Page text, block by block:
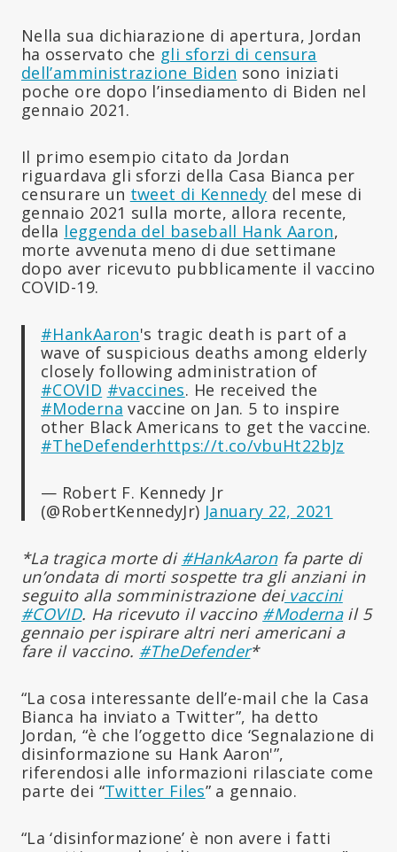
Nella sua dichiarazione di apertura, Jordan
ha osservato che gli sforzi di censura
dell’amministrazione Biden sono iniziati
poche ore dopo l’insediamento di Biden nel
gennaio 2021.
Il primo esempio citato da Jordan
riguardava gli sforzi della Casa Bianca per
censurare un tweet di Kennedy del mese di
gennaio 2021 sulla morte, allora recente,
della leggenda del baseball Hank Aaron,
morte avvenuta meno di due settimane
dopo aver ricevuto pubblicamente il vaccino
COVID-19.
#HankAaron's tragic death is part of a
wave of suspicious deaths among elderly
closely following administration of
#COVID #vaccines. He received the
#Moderna vaccine on Jan. 5 to inspire
other Black Americans to get the vaccine.
#TheDefenderhttps://t.co/vbuHt22bJz
— Robert F. Kennedy Jr
(@RobertKennedyJr) January 22, 2021
*La tragica morte di #HankAaronfa parte di
un’ondata di morti sospette tra gli anziani in
seguito alla somministrazione deivaccini
#COVID. Ha ricevuto il vaccino #Modernail 5
gennaio per ispirare altri neri americani a
fare il vaccino. #TheDefender*
“La cosa interessante dell’e-mail che la Casa
Bianca ha inviato a Twitter”, ha detto
Jordan, “è che l’oggetto dice ‘Segnalazione di
disinformazione su Hank Aaron'”,
riferendosi alle informazioni rilasciate come
parte dei “Twitter Files” a gennaio.
“La ‘disinformazione’ è non avere i fatti